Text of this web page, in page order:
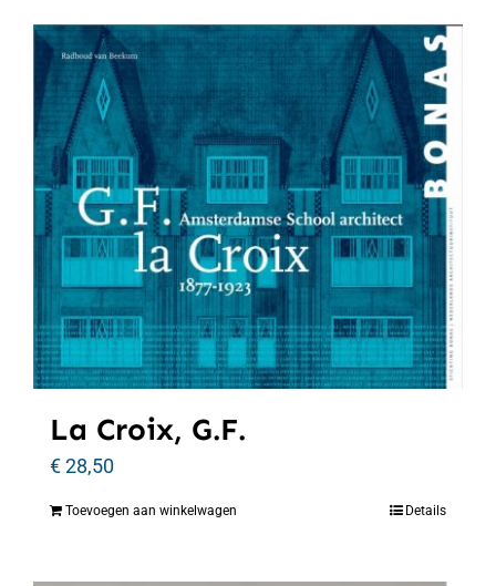
La Croix, G.F.
€28,50
Toevoegen aan winkelwagen Details